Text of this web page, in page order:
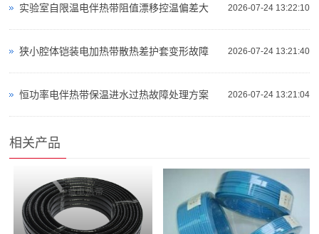
2026-07-24 13:22:10
实验室自限温电伴热带阻值漂移控温偏差大
2026-07-24 13:21:40
狭小腔体铠装电加热带散热差护套变形故障
2026-07-24 13:21:04
恒功率电伴热带保温进水过热故障处理方案
相关产品